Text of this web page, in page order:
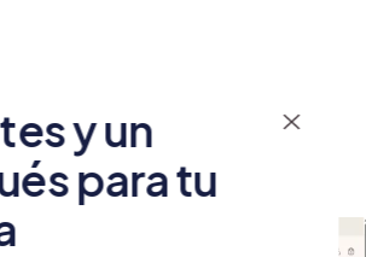
online: Río
y un
para tu